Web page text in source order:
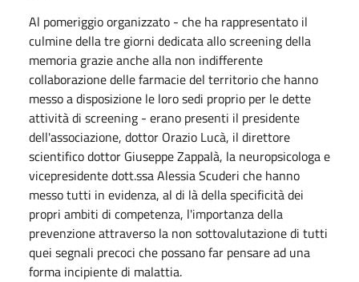
Al pomeriggio organizzato - che ha rappresentato il
culmine della tre giorni dedicata allo screening della
memoria grazie anche alla non indifferente
collaborazione delle farmacie del territorio che hanno
messo a disposizione le loro sedi proprio per le dette
attività di screening - erano presenti il presidente
dell'associazione, dottor Orazio Lucà, il direttore
scientifico dottor Giuseppe Zappalà, la neuropsicologa e
vicepresidente dott.ssa Alessia Scuderi che hanno
messo tutti in evidenza, al di là della specificità dei
propri ambiti di competenza, l'importanza della
prevenzione attraverso la non sottovalutazione di tutti
quei segnali precoci che possano far pensare ad una
forma incipiente di malattia.